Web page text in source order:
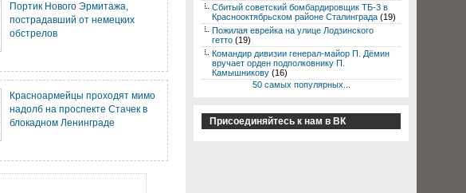
Портик Нового Эрмитажа,
пострадавший от немецких
обстрелов
Красноармейцы проходят мимо
надолб на проспекте Стачек в
блокадном Ленинграде
Сбитый советский бомбардировщик ТБ-3 в
Краснооктябрьском районе Сталинграда (19)
Пожилая еврейка на улице Лодзинского
гетто (19)
Командир дивизии генерал-майор П. Дёмин
вручает орден подполковнику П.
Камышникову (16)
50 самых популярных...
Присоединяйтесь к нам в ВК